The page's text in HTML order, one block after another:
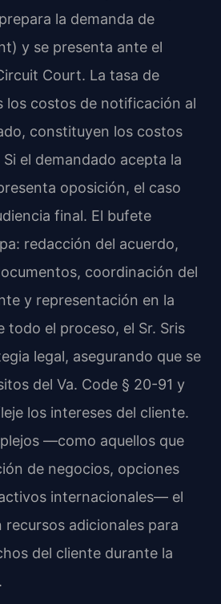
la demanda de
y se presenta ante el
Court. La tasa de
los costos de notificación al
constituyen los costos
el demandado acepta la
oposición, el caso
final. El bufete
redacción del acuerdo,
coordinación del
y representación en la
todo el proceso, el Sr. Sris
legal, asegurando que se
del Va. Code § 20-91 y
los intereses del cliente.
—como aquellos que
de negocios, opciones
internacionales— el
adicionales para
del cliente durante la